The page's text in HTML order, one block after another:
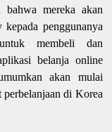
mereka akan
penggunanya
membeli dan
belanja online
akan mulai
di Korea